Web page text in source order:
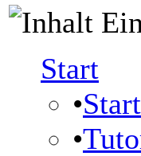
Start
•
•